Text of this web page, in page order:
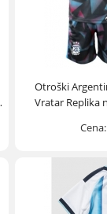
Otroški
Vratar Replika
Cena: